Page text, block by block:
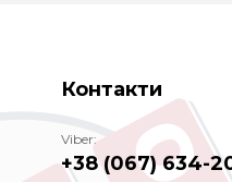
Контакти
Viber:
+38 (067) 634-